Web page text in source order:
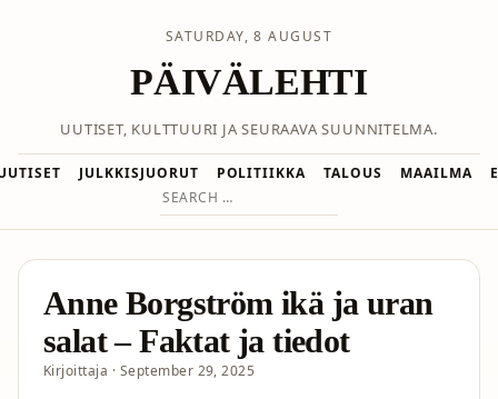
SATURDAY, 8 AUGUST
PÄIVÄLEHTI
UUTISET, KULTTUURI JA SEURAAVA SUUNNITELMA.
JULKKISJUORUT POLITIIKKA TALOUS MAAILMA
Search
for:
Anne Borgström ikä ja uran
salat – Faktat ja tiedot
Kirjoittaja · September 29, 2025